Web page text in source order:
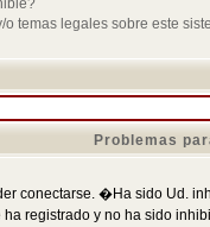
temas legales sobre este
Problemas
conectarse. �Ha sido Ud.
registrado y no ha sido